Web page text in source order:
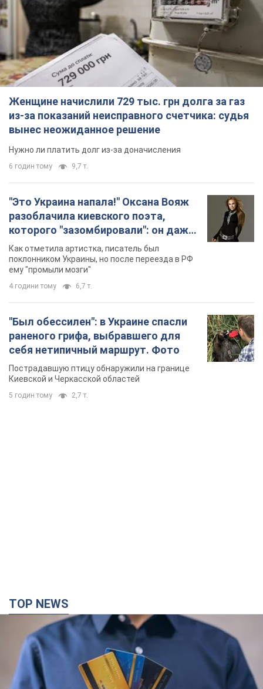
Женщине начислили 729 тыс. грн долга за газ
из-за показаний неисправного счетчика: судья
вынес неожиданное решение
Нужно ли платить долг из-за доначисления
6 годин тому 9,7 т.
"Это Украина напала!" Оксана Вояж
разоблачила киевского поэта,
которого "зазомбировали": он даже
русского не знал, а теперь хочет
геноцида украинцев
Как отметила артистка, писатель был
поклонником Украины, но после переезда в РФ
ему "промыли мозги"
4 години тому 6,7 т.
"Был обессилен": в Украине спасли
раненого грифа, выбравшего для
себя нетипичный маршрут. Фото
Пострадавшую птицу обнаружили на границе
Киевской и Черкасской областей
5 годин тому 2,7 т.
TOP NEWS